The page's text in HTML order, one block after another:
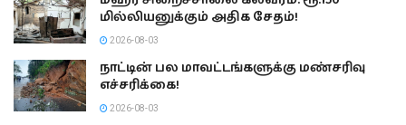
மில்லியனுக்கும் அதிக சேதம்!
2026-08-03
நாட்டின் பல மாவட்டங்களுக்கு மண்சரிவு
எச்சரிக்கை!
2026-08-03